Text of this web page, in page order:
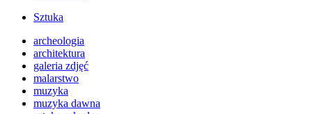
Sztuka
archeologia
architektura
galeria zdjęć
malarstwo
muzyka
muzyka dawna